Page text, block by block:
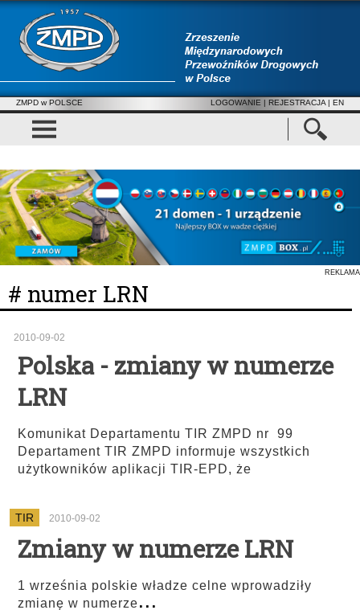
ZMPD w POLSCE LOGOWANIE | REJESTRACJA | EN
REKLAMA
# numer LRN
2010-09-02
Polska - zmiany w numerze
LRN
Komunikat Departamentu TIR ZMPD nr 99
Departament TIR ZMPD informuje wszystkich
użytkowników aplikacji TIR-EPD, że
TIR 2010-09-02
Zmiany w numerze LRN
1 września polskie władze celne wprowadziły
zmianę w numerze...